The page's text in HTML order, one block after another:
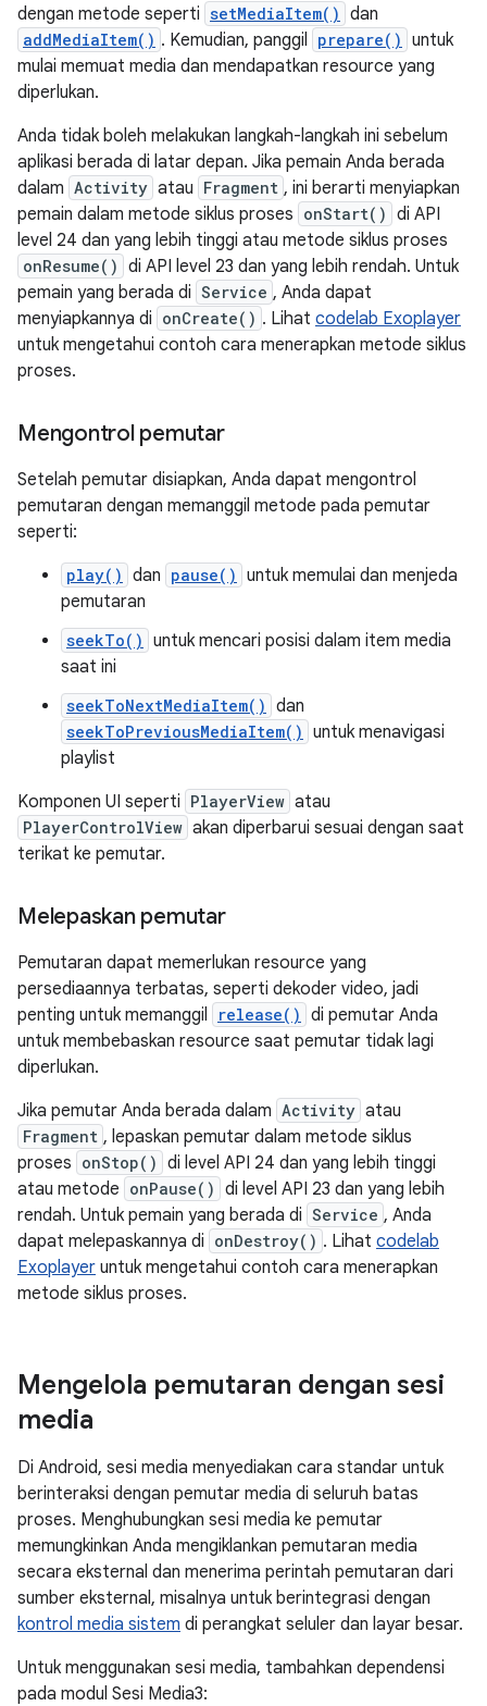
dengan metode seperti setMediaItem() dan
addMediaItem() . Kemudian, panggil prepare() untuk
mulai memuat media dan mendapatkan resource yang
diperlukan.
Anda tidak boleh melakukan langkah-langkah ini sebelum
aplikasi berada di latar depan. Jika pemain Anda berada
dalam Activity atau Fragment , ini berarti menyiapkan
pemain dalam metode siklus proses onStart() di API
level 24 dan yang lebih tinggi atau metode siklus proses
onResume() di API level 23 dan yang lebih rendah. Untuk
pemain yang berada di Service , Anda dapat
menyiapkannya di onCreate() . Lihat codelab Exoplayer
untuk mengetahui contoh cara menerapkan metode siklus
proses.
Mengontrol pemutar
Setelah pemutar disiapkan, Anda dapat mengontrol
pemutaran dengan memanggil metode pada pemutar
seperti:
play() dan pause() untuk memulai dan menjeda
pemutaran
seekTo() untuk mencari posisi dalam item media
saat ini
seekToNextMediaItem() dan
seekToPreviousMediaItem() untuk menavigasi
playlist
Komponen UI seperti PlayerView atau
PlayerControlView akan diperbarui sesuai dengan saat
terikat ke pemutar.
Melepaskan pemutar
Pemutaran dapat memerlukan resource yang
persediaannya terbatas, seperti dekoder video, jadi
penting untuk memanggil
release() di pemutar Anda
untuk membebaskan resource saat pemutar tidak lagi
diperlukan.
Jika pemutar Anda berada dalam Activity atau
Fragment , lepaskan pemutar dalam metode siklus
proses onStop() di level API 24 dan yang lebih tinggi
atau metode onPause() di level API 23 dan yang lebih
rendah. Untuk pemain yang berada di Service , Anda
dapat melepaskannya di onDestroy() . Lihat codelab
Exoplayer untuk mengetahui contoh cara menerapkan
metode siklus proses.
Mengelola pemutaran dengan sesi
media
Di Android, sesi media menyediakan cara standar untuk
berinteraksi dengan pemutar media di seluruh batas
proses. Menghubungkan sesi media ke pemutar
memungkinkan Anda mengiklankan pemutaran media
secara eksternal dan menerima perintah pemutaran dari
sumber eksternal, misalnya untuk berintegrasi dengan
kontrol media sistem di perangkat seluler dan layar besar.
Untuk menggunakan sesi media, tambahkan dependensi
pada modul Sesi Media3: